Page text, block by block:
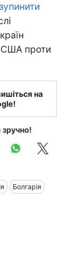
США проти
на
Болгарія